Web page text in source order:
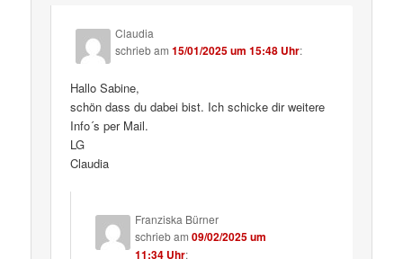
Claudia
schriebam15/01/2025 um 15:48 Uhr:
Hallo Sabine,
schön dass du dabei bist. Ich schicke dir weitere
Info´s per Mail.
LG
Claudia
Franziska Bürner
schriebam09/02/2025 um
11:34 Uhr: